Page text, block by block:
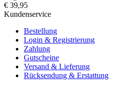
€ 39,95
Kundenservice
Bestellung
Login & Registrierung
Zahlung
Gutscheine
Versand & Lieferung
Rücksendung & Erstattung